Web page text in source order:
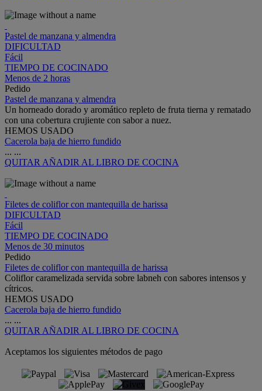
Pastel de manzana y almendra
DIFICULTAD
Fácil
TIEMPO DE COCINADO
Menos de 2 horas
Pedido
Pastel de manzana y almendra
Un horneado dorado y aromático repleto de fruta tierna y rematado
con una cobertura crujiente con sabor a nuez.
HEMOS USADO
Cacerola baja de hierro fundido
... ...
QUITAR AÑADIR AL LIBRO DE COCINA
Filetes de coliflor con mantequilla de harissa
DIFICULTAD
Fácil
TIEMPO DE COCINADO
Menos de 30 minutos
Pedido
Filetes de coliflor con mantequilla de harissa
Coliflor caramelizada servida sobre labneh con sabores intensos y
cítricos.
HEMOS USADO
Cacerola baja de hierro fundido
... ...
QUITAR AÑADIR AL LIBRO DE COCINA
Aceptamos los siguientes métodos de pago